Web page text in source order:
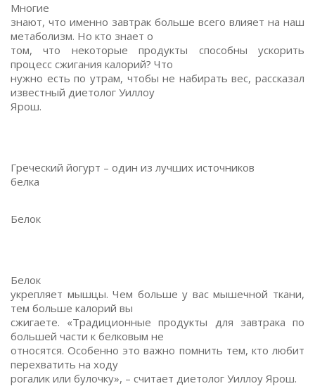
Многие
знают, что именно завтрак больше всего влияет на наш
метаболизм. Но кто знает о
том, что некоторые продукты способны ускорить
процесс сжигания калорий? Что
нужно есть по утрам, чтобы не набирать вес, рассказал
известный диетолог Уиллоу
Ярош.
Греческий йогурт – один из лучших источников
белка
Белок
Белок
укрепляет мышцы. Чем больше у вас мышечной ткани,
тем больше калорий вы
сжигаете. «Традиционные продукты для завтрака по
большей части к белковым не
относятся. Особенно это важно помнить тем, кто любит
перехватить на ходу
рогалик или булочку», – считает диетолог Уиллоу Ярош.